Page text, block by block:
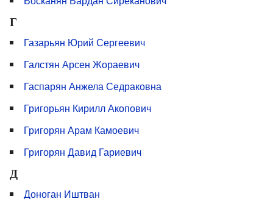
Г
Газарьян Юрий Сергеевич
Галстян Арсен Жораевич
Гаспарян Анжела Седраковна
Григорьян Кирилл Акопович
Григорян Арам Камоевич
Григорян Давид Гариевич
Д
Доноган Иштван